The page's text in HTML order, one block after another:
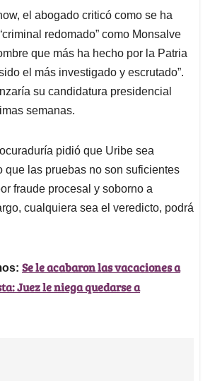
el abogado criticó como se ha
redomado” como Monsalve
que más ha hecho por la Patria
el más investigado y escrutado”.
su candidatura presidencial
semanas.
pidió que Uribe sea
que las pruebas no son suficientes
fraude procesal y soborno a
cualquiera sea el veredicto, podrá
Se le acabaron las vacaciones a
Juez le niega quedarse a